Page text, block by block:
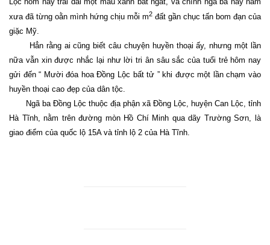
xưa đã từng oằn mình hứng chịu mỗi m2 đất gần chục tấn bom đạn của
giặc Mỹ.
Hẳn rằng ai cũng biết câu chuyện huyền thoại ấy, nhưng một lần
nữa vẫn xin được nhắc lại như lời tri ân sâu sắc của tuổi trẻ hôm nay
gửi đến “ Mười đóa hoa Đồng Lộc bất tử ” khi được một lần chạm vào
huyền thoại cao đẹp của dân tộc.
Ngã ba Đồng Lộc thuộc địa phận xã Đồng Lộc, huyện Can Lộc, tỉnh
Hà Tĩnh, nằm trên đường mòn Hồ Chí Minh qua dãy Trường Sơn, là
giao điểm của quốc lộ 15A và tỉnh lộ 2 của Hà Tĩnh.